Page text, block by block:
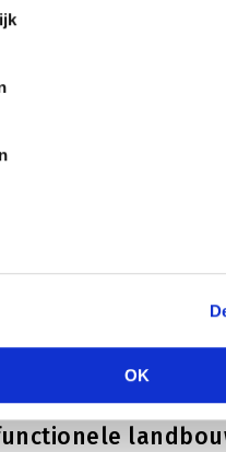
OK
INFORMATIE
LTO-directeur